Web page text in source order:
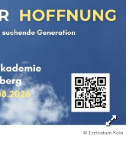
© Erzbistum Köln